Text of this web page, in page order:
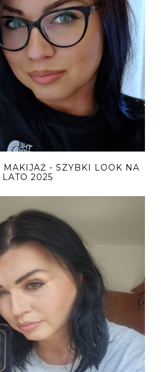
MAKIJAŻ - SZYBKI LOOK NA
LATO 2025